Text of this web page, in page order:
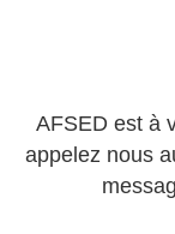
AFSED est à
appelez nous